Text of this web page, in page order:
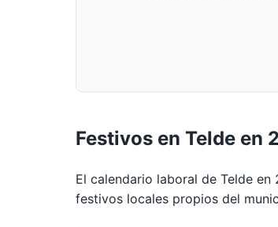
Festivos en Telde en
El calendario laboral de Telde
festivos locales propios del